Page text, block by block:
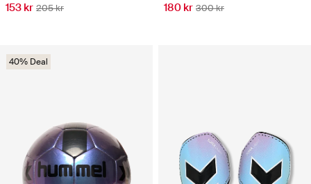
153 kr 205 kr 180 kr 300 kr
40% Deal